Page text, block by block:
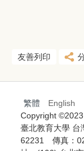
友善列印
繁體
English
Copyright
臺北教育大學 台
62231 傳真：